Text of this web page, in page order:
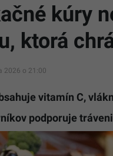
kúry
ktorá
2026 o 21:00
vitamín C,
podporuje